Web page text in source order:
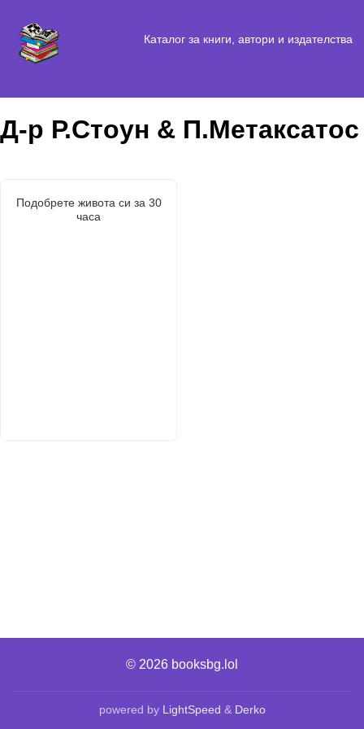
Каталог за книги, автори и издателства
Д-р Р.Стоун & П.Метаксатос
Подобрете живота си за 30
часа
© 2026 booksbg.lol
powered by LightSpeed & Derko